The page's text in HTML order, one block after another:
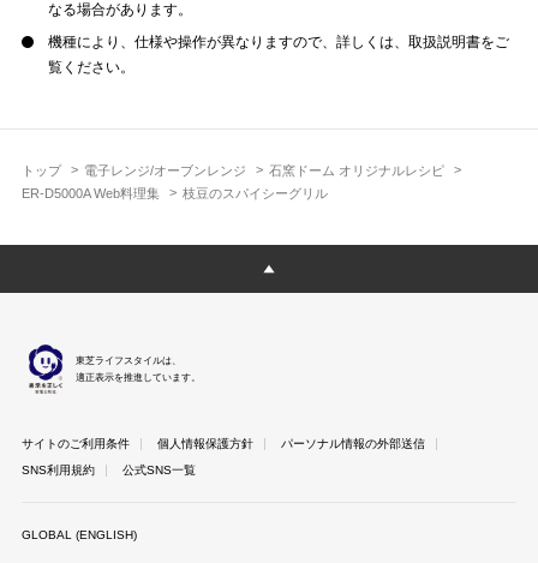
トップ 電子レンジ/オーブンレンジ
石窯ドーム オリジナルレシピ
ER-D5000A Web料理集
枝豆のスパイシーグリル
なる場合があります。
機種により、仕様や操作が異なりますので、詳しくは、取扱説明書をご
覧ください。
東芝ライフスタイルは、
適正表示を推進しています。
サイトのご利用条件 個人情報保護方針
パーソナル情報の外部送信
SNS利用規約
公式SNS一覧
GLOBAL (ENGLISH)